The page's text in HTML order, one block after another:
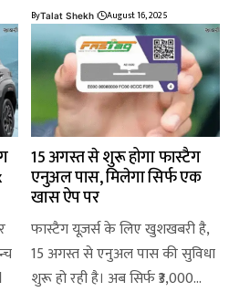
ByTalat Shekh August 16, 2025
15 अगस्त से शुरू होगा फास्टैग
एनुअल पास, मिलेगा सिर्फ एक
खास ऐप पर
फास्टैग यूज़र्स के लिए खुशखबरी है,
15 अगस्त से एनुअल पास की सुविधा
शुरू हो रही है। अब सिर्फ ₹3,000…